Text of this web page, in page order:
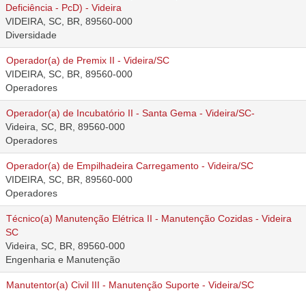
Deficiência - PcD) - Videira
VIDEIRA, SC, BR, 89560-000
Diversidade
Operador(a) de Premix II - Videira/SC
VIDEIRA, SC, BR, 89560-000
Operadores
Operador(a) de Incubatório II - Santa Gema - Videira/SC-
Videira, SC, BR, 89560-000
Operadores
Operador(a) de Empilhadeira Carregamento - Videira/SC
VIDEIRA, SC, BR, 89560-000
Operadores
Técnico(a) Manutenção Elétrica II - Manutenção Cozidas - Videira
SC
Videira, SC, BR, 89560-000
Engenharia e Manutenção
Manutentor(a) Civil III - Manutenção Suporte - Videira/SC